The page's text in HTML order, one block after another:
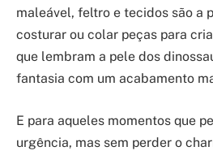
maleável, feltro e tecidos são a
costurar ou colar peças para
que lembram a pele dos
fantasia com um acabamento
E para aqueles momentos que
urgência, mas sem perder o